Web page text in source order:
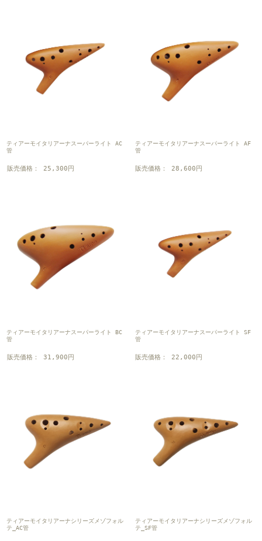
ティアーモイタリアーナスーパーライト AC
管
販売価格： 25,300円
ティアーモイタリアーナスーパーライト AF
管
販売価格： 28,600円
ティアーモイタリアーナスーパーライト BC
管
販売価格： 31,900円
ティアーモイタリアーナスーパーライト SF
管
販売価格： 22,000円
ティアーモイタリアーナシリーズメゾフォル
テ_AC管
ティアーモイタリアーナシリーズメゾフォル
テ_SF管